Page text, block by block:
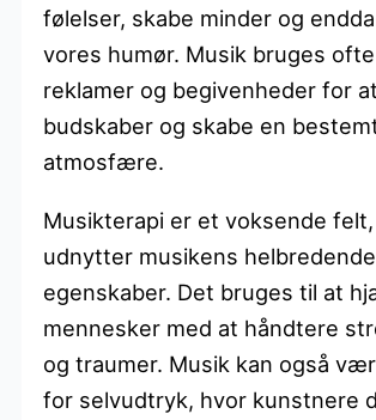
følelser, skabe minder og
vores humør. Musik bruges
reklamer og begivenheder for
budskaber og skabe en
atmosfære.
Musikterapi er et voksende
udnytter musikens helbredende
egenskaber. Det bruges til at
mennesker med at håndtere
og traumer. Musik kan også
for selvudtryk, hvor kunstnere